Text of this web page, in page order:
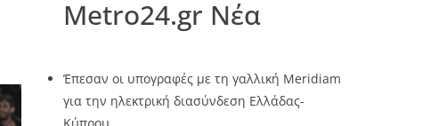
Metro24.gr Νέα
Έπεσαν οι υπογραφές με τη γαλλική Meridiam
για την ηλεκτρική διασύνδεση Ελλάδας-